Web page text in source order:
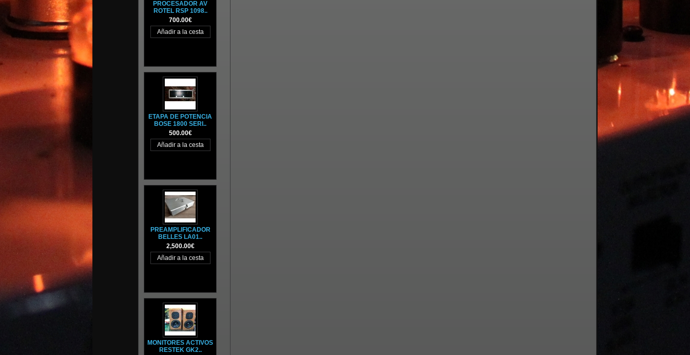
PROCESADOR AV
ROTEL RSP 1098..
700.00€
ETAPA DE POTENCIA
BOSE 1800 SERI..
500.00€
PREAMPLIFICADOR
BELLES LA01..
2,500.00€
MONITORES ACTIVOS
RESTEK GK2..